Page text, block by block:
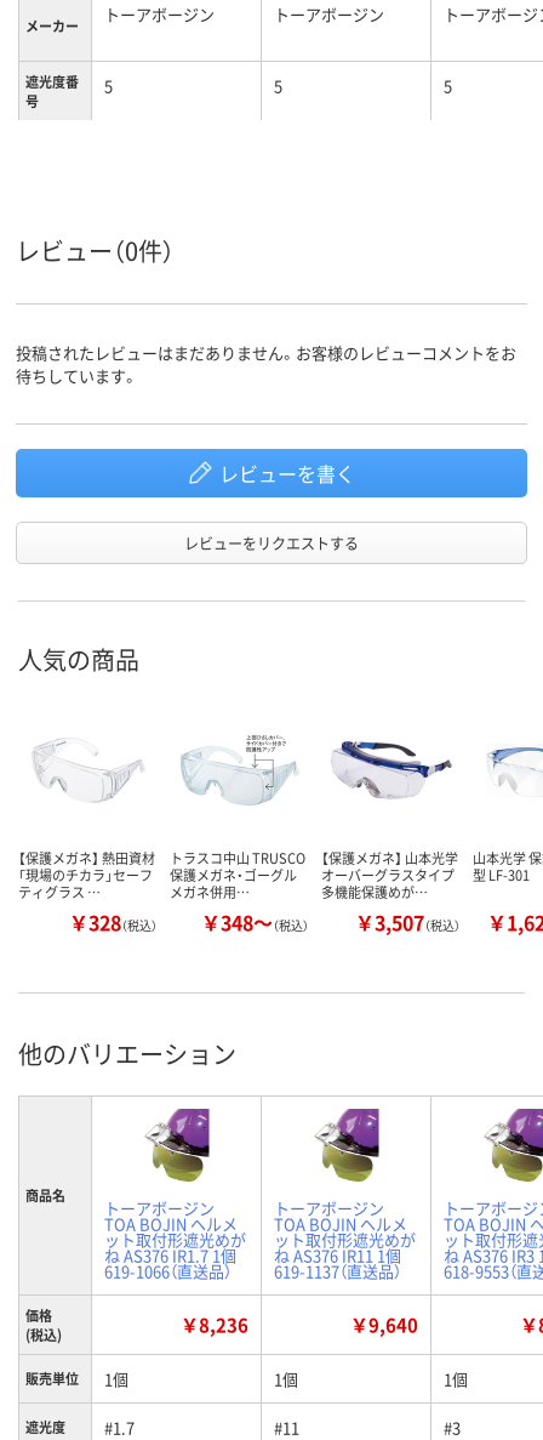
メーカー トーアボージン トーアボージン トーアボージ
遮光度番
号
5 5 5
レビュー（0件）
投稿されたレビューはまだありません。お客様のレビューコメントをお
待ちしています。
レビューを書く
レビューをリクエストする
人気の商品
【保護メガネ】 熱田資材
「現場のチカラ」セーフ
ティグラス …
￥328（税込）
トラスコ中山 TRUSCO
保護メガネ・ゴーグル
メガネ併用…
￥348～（税込）
【保護メガネ】 山本光学
オーバーグラスタイプ
多機能保護めが…
￥3,507（税込）
山本光学
型 LF-301
￥
他のバリエーション
商品名
トーアボージン
TOA BOJIN ヘルメ
ット取付形遮光めが
ね AS376 IR1.7 1個
619-1066（直送品）
トーアボージン
TOA BOJIN ヘルメ
ット取付形遮光めが
ね AS376 IR11 1個
619-1137（直送品）
トーアボージ
TOA BOJIN
ット取付形
ね AS376 IR3
618-9553（直
価格
(税込)
￥8,236 ￥9,640
販売単位 1個 1個 1個
遮光度 #1.7 #11 #3